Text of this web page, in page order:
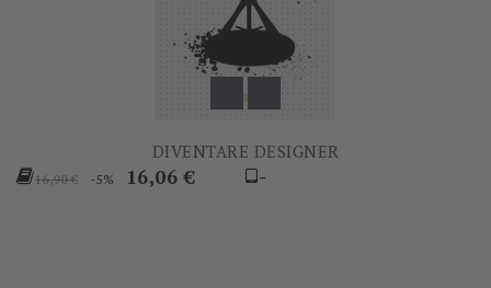
DIVENTARE DESIGNER
Prezzo
16,90 € -5% Prezzo
16,06 € -